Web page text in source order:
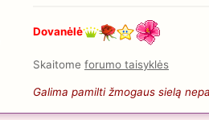
Dovanėlė
Skaitome forumo taisyklės
Galima pamilti žmogaus sielą